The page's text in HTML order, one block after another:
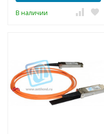
В наличии